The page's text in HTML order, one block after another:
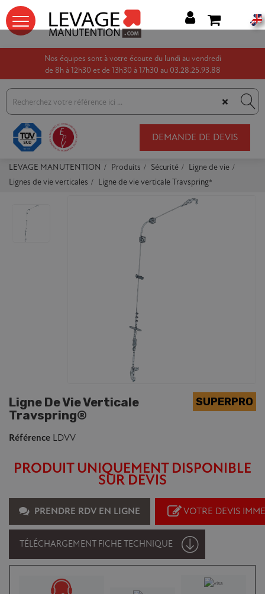
Nos équipes sont à votre écoute du lundi au vendredi
de 8h à 12h30 et de 13h30 à 17h30 au 03.28.25.93.88
×
DEMANDE DE DEVIS
LEVAGE MANUTENTION Produits Sécurité
Ligne de vie
Lignes de vie verticales
Ligne de vie verticale Travspring®
Ligne De Vie Verticale
Travspring®
Référence LDVV
PRODUIT UNIQUEMENT DISPONIBLE
SUR DEVIS
PRENDRE RDV EN LIGNE VOTRE DEVIS
TÉLÉCHARGEMENT FICHE TECHNIQUE